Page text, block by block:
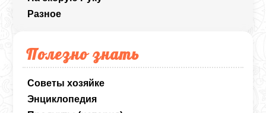
Разное
Полезно знать
Советы хозяйке
Энциклопедия